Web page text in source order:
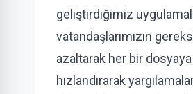
geliştirdiğimiz
vatandaşlarımızın
azaltarak her bir
hızlandırarak